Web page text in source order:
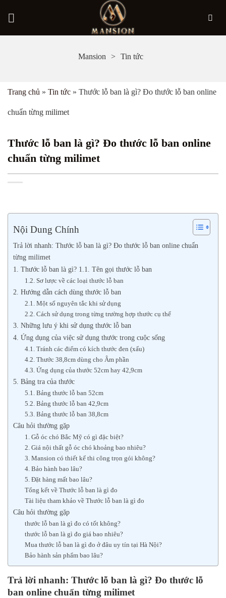
Mansion Tin tức
Trang chủ » Tin tức » Thước lỗ ban là gì? Đo thước lỗ ban online
chuẩn từng milimet
Thước lỗ ban là gì? Đo thước lỗ ban online
chuẩn từng milimet
Nội Dung Chính
Trả lời nhanh: Thước lỗ ban là gì? Đo thước lỗ ban online chuẩn
từng milimet
1. Thước lỗ ban là gì? 1.1. Tên gọi thước lỗ ban
1.2. Sơ lược về các loại thước lỗ ban
2. Hướng dẫn cách dùng thước lỗ ban
2.1. Một số nguyên tắc khi sử dụng
2.2. Cách sử dụng trong từng trường hợp thước cụ thể
3. Những lưu ý khi sử dụng thước lỗ ban
4. Ứng dụng của việc sử dụng thước trong cuộc sống
4.1. Tránh các điểm có kích thước đen (xấu)
4.2. Thước 38,8cm dùng cho Âm phần
4.3. Ứng dụng của thước 52cm hay 42,9cm
5. Bảng tra của thước
5.1. Bảng thước lỗ ban 52cm
5.2. Bảng thước lỗ ban 42,9cm
5.3. Bảng thước lỗ ban 38,8cm
Câu hỏi thường gặp
1. Gỗ óc chó Bắc Mỹ có gì đặc biệt?
2. Giá nội thất gỗ óc chó khoảng bao nhiêu?
3. Mansion có thiết kế thi công trọn gói không?
4. Bảo hành bao lâu?
5. Đặt hàng mất bao lâu?
Tổng kết về Thước lỗ ban là gì đo
Tài liệu tham khảo về Thước lỗ ban là gì đo
Câu hỏi thường gặp
thước lỗ ban là gì đo có tốt không?
thước lỗ ban là gì đo giá bao nhiêu?
Mua thước lỗ ban là gì đo ở đâu uy tín tại Hà Nội?
Bảo hành sản phẩm bao lâu?
Trả lời nhanh: Thước lỗ ban là gì? Đo thước lỗ
ban online chuẩn từng milimet